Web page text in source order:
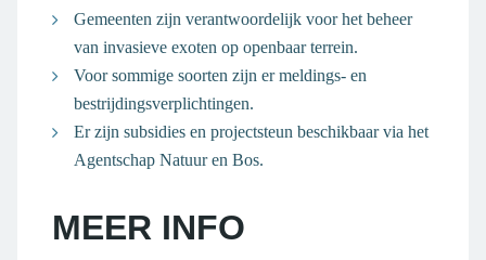
Gemeenten zijn verantwoordelijk voor het beheer
van invasieve exoten op openbaar terrein.
Voor sommige soorten zijn er meldings- en
bestrijdingsverplichtingen.
Er zijn subsidies en projectsteun beschikbaar via het
Agentschap Natuur en Bos.
MEER INFO